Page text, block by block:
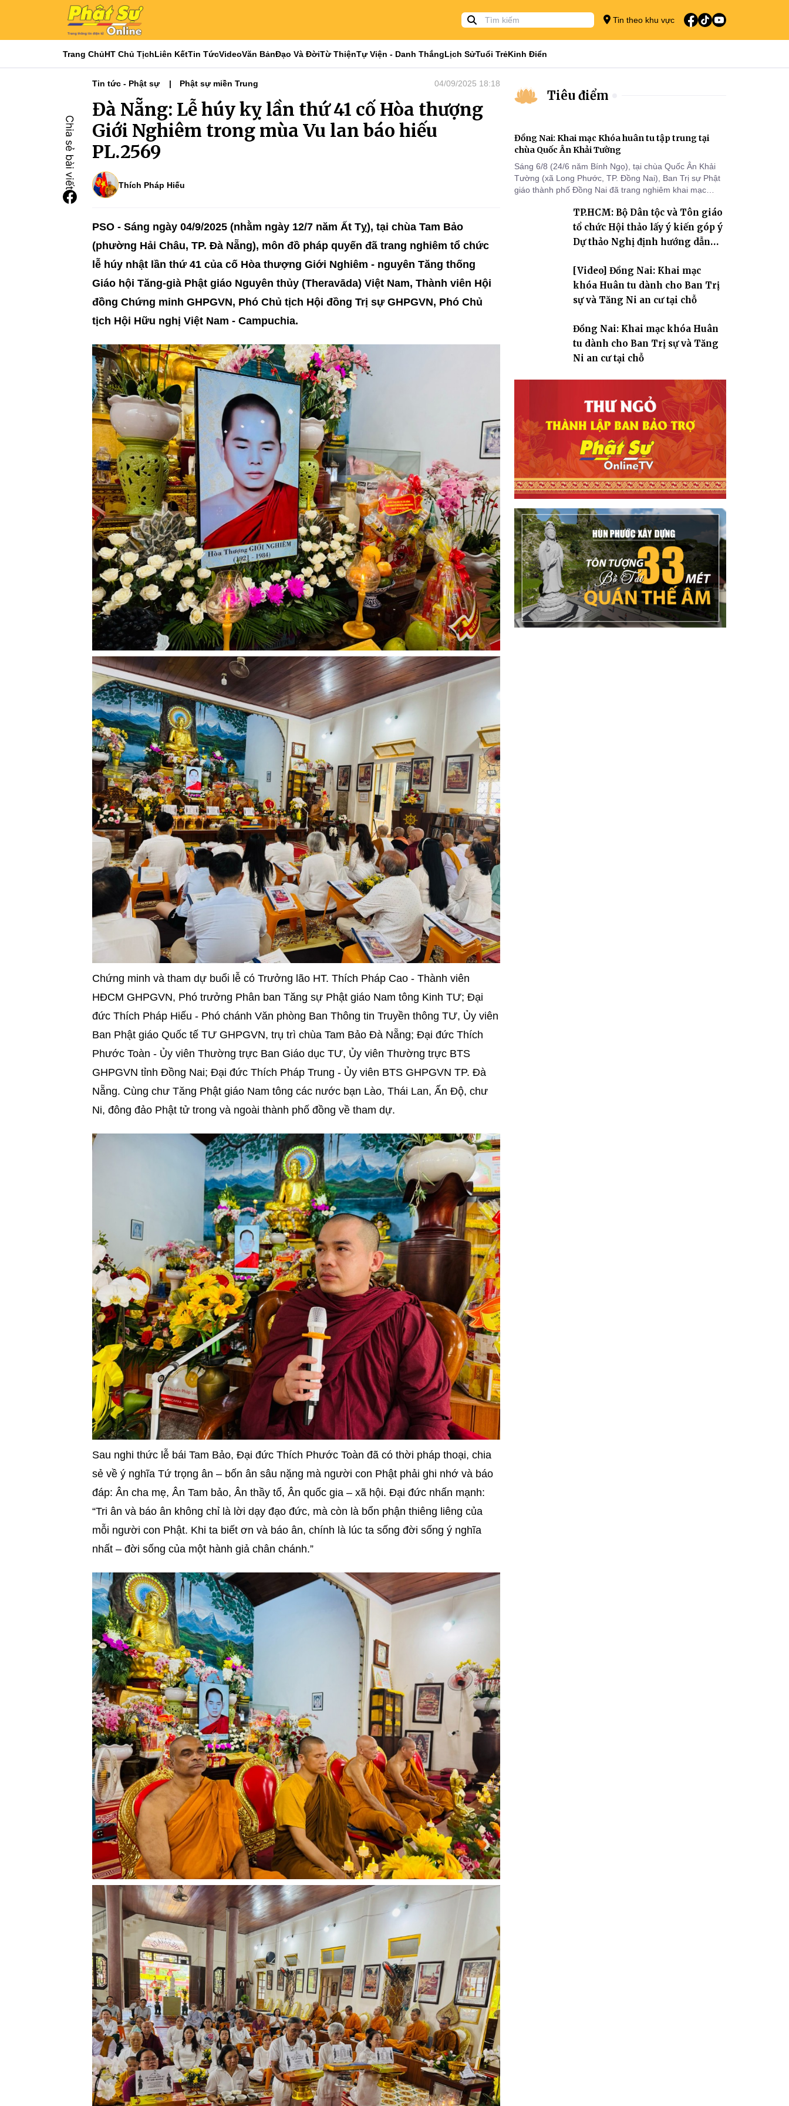
Tin theo khu vực
Trang ChủHT Chủ TịchLiên KếtTin TứcVideoVăn BảnĐạo Và ĐờiTừ ThiệnTự Viện - Danh ThắngLịch SửTuổi TrẻKinh Điển
Tin tức - Phật sự Phật sự miền Trung 04/09/2025 18:18
Đà Nẵng: Lễ húy kỵ lần thứ 41 cố Hòa thượng
Giới Nghiêm trong mùa Vu lan báo hiếu
PL.2569
Thích Pháp Hiếu
PSO - Sáng ngày 04/9/2025 (nhằm ngày 12/7 năm Ất Tỵ), tại chùa Tam Bảo
(phường Hải Châu, TP. Đà Nẵng), môn đồ pháp quyến đã trang nghiêm tổ chức
lễ húy nhật lần thứ 41 của cố Hòa thượng Giới Nghiêm - nguyên Tăng thống
Giáo hội Tăng-già Phật giáo Nguyên thủy (Theravāda) Việt Nam, Thành viên Hội
đồng Chứng minh GHPGVN, Phó Chủ tịch Hội đồng Trị sự GHPGVN, Phó Chủ
tịch Hội Hữu nghị Việt Nam - Campuchia.
Chứng minh và tham dự buổi lễ có Trưởng lão HT. Thích Pháp Cao - Thành viên
HĐCM GHPGVN, Phó trưởng Phân ban Tăng sự Phật giáo Nam tông Kinh TƯ; Đại
đức Thích Pháp Hiếu - Phó chánh Văn phòng Ban Thông tin Truyền thông TƯ, Ủy viên
Ban Phật giáo Quốc tế TƯ GHPGVN, trụ trì chùa Tam Bảo Đà Nẵng; Đại đức Thích
Phước Toàn - Ủy viên Thường trực Ban Giáo dục TƯ, Ủy viên Thường trực BTS
GHPGVN tỉnh Đồng Nai; Đại đức Thích Pháp Trung - Ủy viên BTS GHPGVN TP. Đà
Nẵng. Cùng chư Tăng Phật giáo Nam tông các nước bạn Lào, Thái Lan, Ấn Độ, chư
Ni, đông đảo Phật tử trong và ngoài thành phố đồng về tham dự.
Sau nghi thức lễ bái Tam Bảo, Đại đức Thích Phước Toàn đã có thời pháp thoại, chia
sẻ về ý nghĩa Tứ trọng ân – bốn ân sâu nặng mà người con Phật phải ghi nhớ và báo
đáp: Ân cha mẹ, Ân Tam bảo, Ân thầy tổ, Ân quốc gia – xã hội. Đại đức nhấn mạnh:
“Tri ân và báo ân không chỉ là lời dạy đạo đức, mà còn là bổn phận thiêng liêng của
mỗi người con Phật. Khi ta biết ơn và báo ân, chính là lúc ta sống đời sống ý nghĩa
nhất – đời sống của một hành giả chân chánh.”
Tiêu điểm
Đồng Nai: Khai mạc Khóa huân tu tập trung tại
chùa Quốc Ân Khải Tường
Sáng 6/8 (24/6 năm Bính Ngọ), tại chùa Quốc Ân Khải
Tường (xã Long Phước, TP. Đồng Nai), Ban Trị sự Phật
giáo thành phố Đồng Nai đã trang nghiêm khai mạc
2570 dành cho chư Tăng hành giả an cư tại chỗ khu vực
VII, VIII và trường hạ chùa Quốc Ân Khải Tường.
TP.HCM: Bộ Dân tộc và Tôn giáo
tổ chức Hội thảo lấy ý kiến góp ý
Dự thảo Nghị định hướng dẫn
giáo
[Video] Đồng Nai: Khai mạc
khóa Huân tu dành cho Ban Trị
sự và Tăng Ni an cư tại chỗ
Đồng Nai: Khai mạc khóa Huân
tu dành cho Ban Trị sự và Tăng
Ni an cư tại chỗ